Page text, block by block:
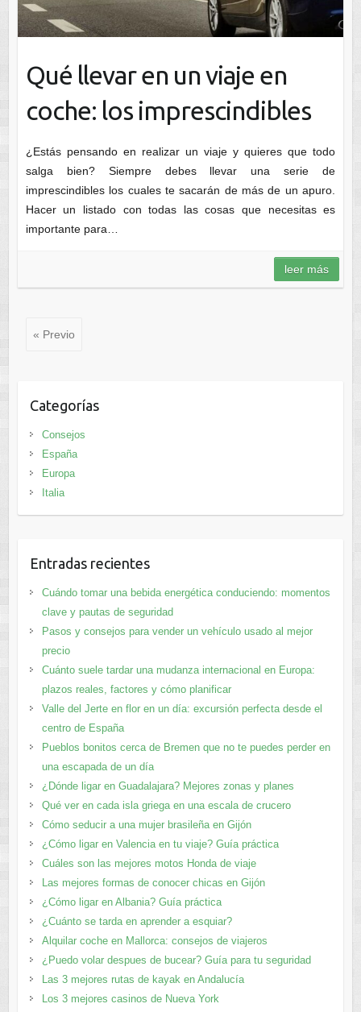
Qué llevar en un viaje en
coche: los imprescindibles
¿Estás pensando en realizar un viaje y quieres que todo
salga bien? Siempre debes llevar una serie de
imprescindibles los cuales te sacarán de más de un apuro.
Hacer un listado con todas las cosas que necesitas es
importante para…
leer más
« Previo
Categorías
Consejos
España
Europa
Italia
Entradas recientes
Cuándo tomar una bebida energética conduciendo: momentos
clave y pautas de seguridad
Pasos y consejos para vender un vehículo usado al mejor
precio
Cuánto suele tardar una mudanza internacional en Europa:
plazos reales, factores y cómo planificar
Valle del Jerte en flor en un día: excursión perfecta desde el
centro de España
Pueblos bonitos cerca de Bremen que no te puedes perder en
una escapada de un día
¿Dónde ligar en Guadalajara? Mejores zonas y planes​
Qué ver en cada isla griega en una escala de crucero
Cómo seducir a una mujer brasileña en Gijón
¿Cómo ligar en Valencia en tu viaje? Guía práctica
Cuáles son las mejores motos Honda de viaje
Las mejores formas de conocer chicas en Gijón
¿Cómo ligar en Albania? Guía práctica
¿Cuánto se tarda en aprender a esquiar?
Alquilar coche en Mallorca: consejos de viajeros
¿Puedo volar despues de bucear? Guía para tu seguridad
Las 3 mejores rutas de kayak en Andalucía
Los 3 mejores casinos de Nueva York